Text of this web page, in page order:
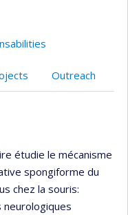
Outreach
étudie le mécanisme
spongiforme du
chez la souris: